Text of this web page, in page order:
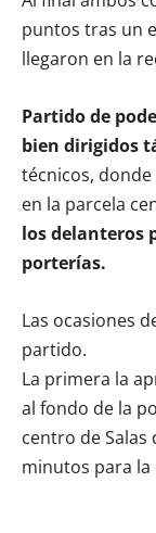
puntos tras un
llegaron en la
Partido de
bien dirigidos
técnicos,
en la parcela
los delanteros
porterías.
Las ocasiones
partido.
La primera la
al fondo de la
centro de Salas
minutos para